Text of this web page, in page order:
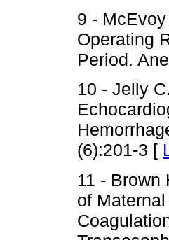
9 -
Operating
Period.
10 - Jelly
(6):201-3 [
11 -
of